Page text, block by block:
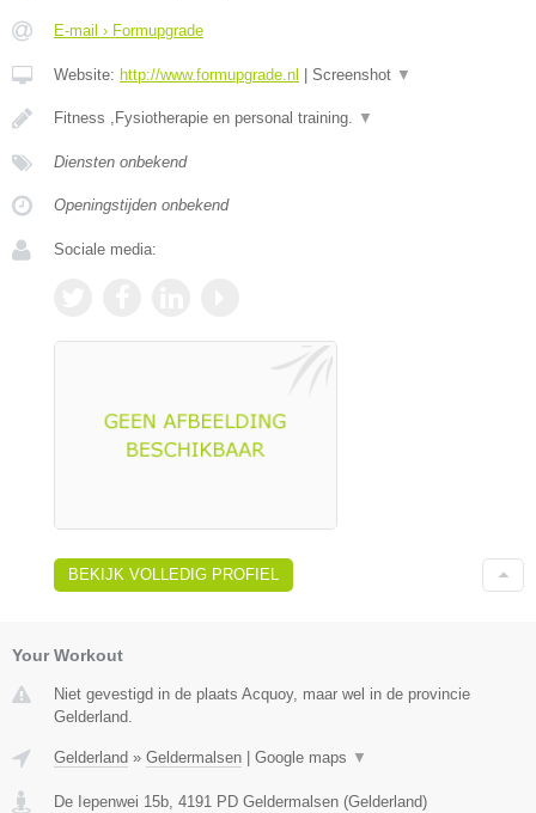
E-mail › Formupgrade
Website: http://www.formupgrade.nl | Screenshot ▼
Fitness ,Fysiotherapie en personal training. ▼
Diensten onbekend
Openingstijden onbekend
Sociale media:
BEKIJK VOLLEDIG PROFIEL
Your Workout
Niet gevestigd in de plaats Acquoy, maar wel in de provincie
Gelderland.
Gelderland » Geldermalsen Google maps ▼
De Iepenwei 15b, 4191 PD Geldermalsen (Gelderland)